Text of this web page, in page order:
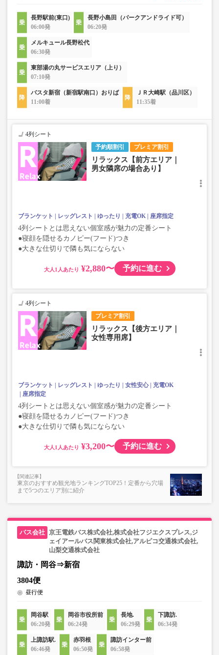
長野駅前(東口)
06:00発
長野小島田（パークアンドライド可）
06:20発
メルキュール長野松代
06:30発
東部湯の丸サービスエリア（上り）
07:10発
バスタ新宿（新宿駅南口）おりば
11:00着
ＪＲ大崎駅（品川区）
11:35着
予約順割引 プレミア割引
4列シート
リラックス【前方エリア｜
男女隣席の場合あり】
ブランケット レッグレスト ゆったり 充電OK 座席指定
4列シートとは思えない個室感が魅力の定番シート
●寝顔を隠せるカノピー(フード)つき
●大きな仕切りで隣も気にならない
大人 ¥2,880〜 予約に進む
プレミア割引
4列シート
リラックス【後方エリア｜
女性専用席】
ブランケット レッグレスト ゆったり 女性安心
充電OK
座席指定
4列シートとは思えない個室感が魅力の定番シート
●寝顔を隠せるカノピー(フード)つき
●大きな仕切りで隣も気にならない
大人 ¥3,200〜 予約に進む
東京のおすすめ観光地ランキングTOP25！定番から穴場
まで5つのエリア別に紹介
京王電鉄バス株式会社,株式会社フジエクスプレス,ジ
ェイアールバス関東株式会社,アルピコ交通株式会社,
山梨交通株式会社
諏訪・岡谷⇒新宿
3804便
昼行便
岡谷駅
06:20発
岡谷市役所前
06:24発
長地.
06:29発
下諏訪.
06:34発
上諏訪駅.
06:46発
赤羽根
06:50発
諏訪インター前
06:58発